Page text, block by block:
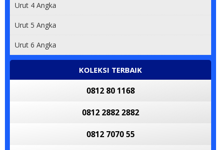
Urut 4 Angka
Urut 5 Angka
Urut 6 Angka
KOLEKSI TERBAIK
0812 80 1168
0812 2882 2882
0812 7070 55